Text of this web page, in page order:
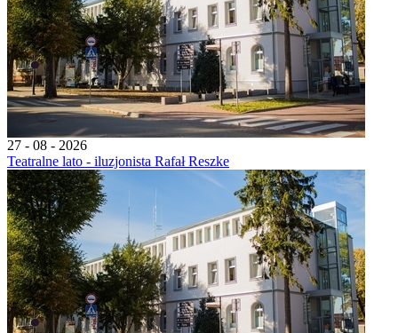
27 - 08 - 2026
Teatralne lato - iluzjonista Rafał Reszke